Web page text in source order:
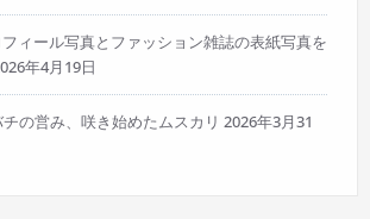
ィール写真とファッション雑誌の表紙写真を
年4月19日
の営み、咲き始めたムスカリ 2026年3月31